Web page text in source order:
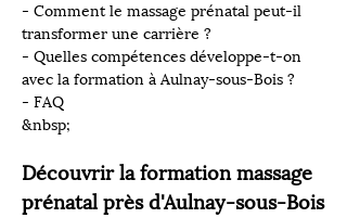
- Comment le massage prénatal peut-il
transformer une carrière ?
- Quelles compétences développe-t-on
avec la formation à Aulnay-sous-Bois ?
- FAQ
&nbsp;
Découvrir la formation massage
prénatal près d'Aulnay-sous-Bois